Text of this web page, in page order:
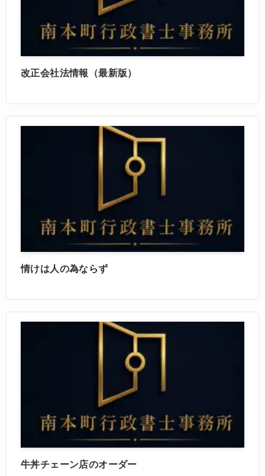
改正会社法情報（最新版）
情けは人の為ならず
牛丼チェーン店のオーダー